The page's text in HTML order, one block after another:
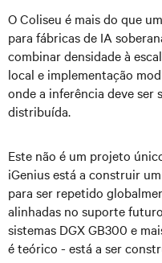
O Coliseu é mais do que
para fábricas de IA
combinar densidade à
local e implementação
onde a inferência deve ser
distribuída.
Este não é um projeto
iGenius está a construir
para ser repetido
alinhadas no suporte
sistemas DGX GB300 e
é teórico - está a ser